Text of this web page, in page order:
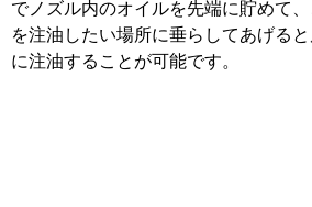
でノズル内のオイルを先端に貯めて
を注油したい場所に垂らしてあげる
に注油することが可能です。